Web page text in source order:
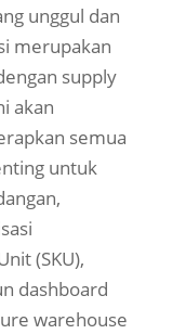
unggul dan
merupakan
supply
akan
semua
untuk
(SKU),
dashboard
warehouse